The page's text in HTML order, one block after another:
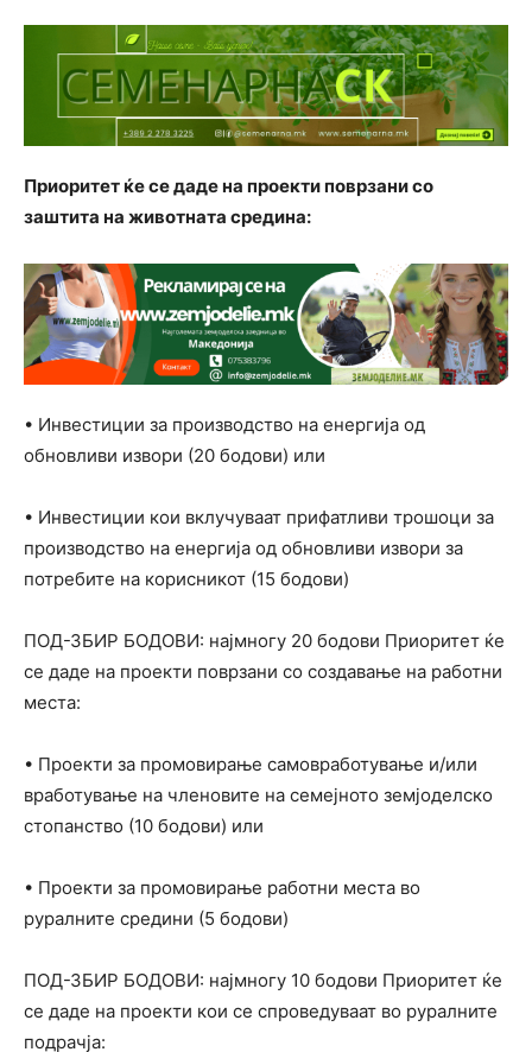
Приоритет ќе се даде на проекти поврзани со
заштита на животната средина:
• Инвестиции за производство на енергија од
обновливи извори (20 бодови) или
• Инвестиции кои вклучуваат прифатливи трошоци за
производство на енергија од обновливи извори за
потребите на корисникот (15 бодови)
ПОД-ЗБИР БОДОВИ: најмногу 20 бодови Приоритет ќе
се даде на проекти поврзани со создавање на работни
места:
• Проекти за промовирање самовработување и/или
вработување на членовите на семејното земјоделско
стопанство (10 бодови) или
• Проекти за промовирање работни места во
руралните средини (5 бодови)
ПОД-ЗБИР БОДОВИ: најмногу 10 бодови Приоритет ќе
се даде на проекти кои се спроведуваат во руралните
подрачја: